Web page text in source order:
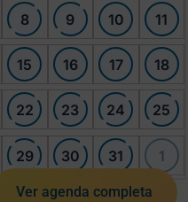
8 9 10 11
15 16 17 18
22 23 24 25
29 30 31 1
Ver agenda completa